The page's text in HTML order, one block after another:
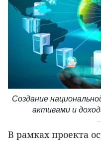
Создание
активами и
В рамках проекта